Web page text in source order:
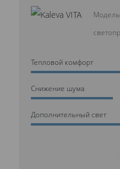
Тепловой комфорт
Cнижение шума
Дополнительный свет